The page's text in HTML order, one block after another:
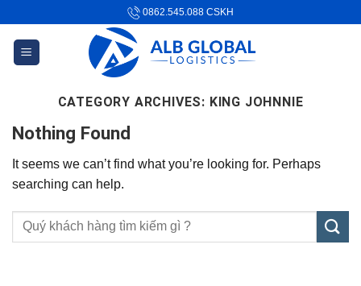
content
0862.545.088 CSKH
CATEGORY ARCHIVES: KING JOHNNIE
Nothing Found
It seems we can’t find what you’re looking for. Perhaps
searching can help.